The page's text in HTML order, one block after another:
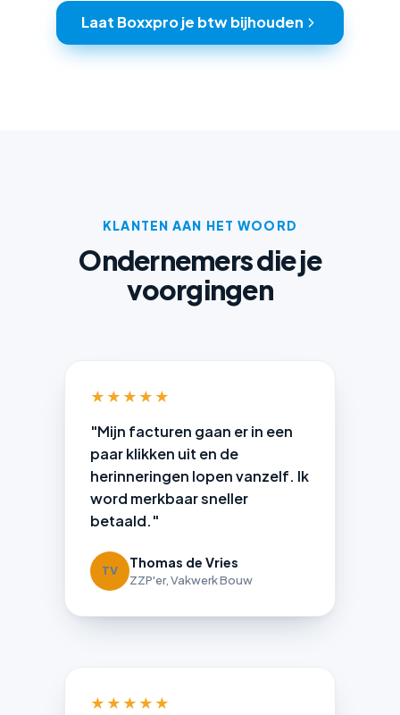
Laat Boxxpro je btw bijhouden
KLANTEN AAN HET WOORD
Ondernemers die je
voorgingen
★★★★★
"Mijn facturen gaan er in een
paar klikken uit en de
herinneringen lopen vanzelf. Ik
word merkbaar sneller
betaald."
TV
Thomas de Vries
ZZP'er, Vakwerk Bouw
★★★★★